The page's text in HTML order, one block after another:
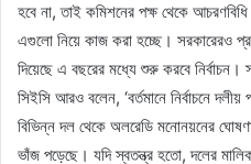
হবে না, তাই কমিশনের পক্ষ থেকে আচরণবিধি
এগুলো নিয়ে কাজ করা হচ্ছে। সরকারেরও
দিয়েছে এ বছরের মধ্যে শুরু করবে নির্বাচন।
সিইসি আরও বলেন, ‘বর্তমানে নির্বাচনে
বিভিন্ন দল থেকে অলরেডি মনোনয়নের
ভাঁজ পড়েছে। যদি স্বতন্ত্র হতো, দলের